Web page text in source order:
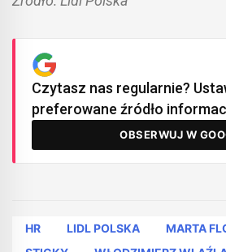
Czytasz nas regularnie?
preferowane źródło
OBSERWUJ W
HR LIDL POLSKA
MARTA